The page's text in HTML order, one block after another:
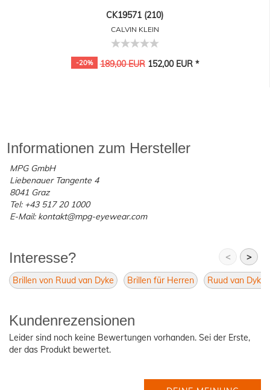
CK19571 (210)
CALVIN KLEIN
-20% 189,00 EUR152,00 EUR *
Informationen zum Hersteller
MPG GmbH
Liebenauer Tangente 4
8041 Graz
Tel: +43 517 20 1000
E-Mail: kontakt@mpg-eyewear.com
Interesse? < >
Brillen von Ruud van Dyke Brillen für Herren Ruud van Dyke
Kundenrezensionen
Leider sind noch keine Bewertungen vorhanden. Sei der Erste,
der das Produkt bewertet.